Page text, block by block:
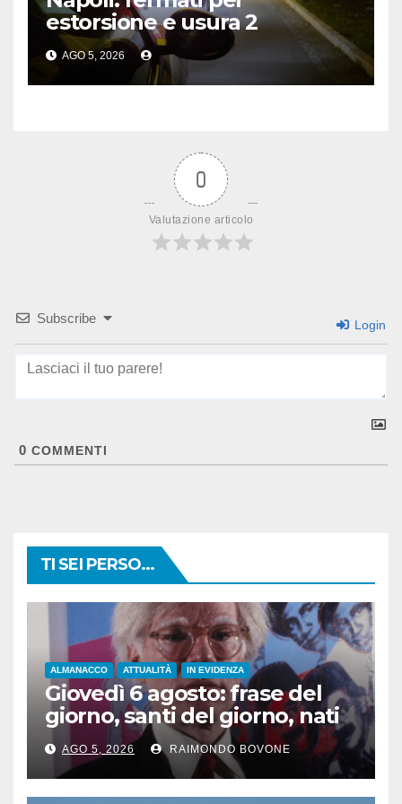
estorsione e usura 2
esponenti del clan Pagnozzi
AGO 5, 2026
0
Valutazione articolo
Subscribe Login
0 COMMENTI
TI SEI PERSO...
ALMANACCO ATTUALITÀ IN EVIDENZA
Giovedì 6 agosto: frase del
giorno, santi del giorno, nati
famosi, accadde oggi
AGO 5, 2026 RAIMONDO BOVONE